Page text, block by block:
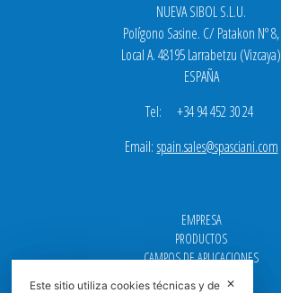
NUEVA SIBOL S.L.U.
Polígono Sasine. C/ Patakon Nº 8,
Local A. 48195 Larrabetzu (Vizcaya)
ESPAÑA
Tel: +34 94 452 30 24
Email: spain.sales@spasciani.com
EMPRESA
PRODUCTOS
CAMPOS DE APLICACIONES
✕
Este sitio utiliza cookies técnicas y de